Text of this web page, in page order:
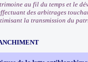
au fil du temps et le
des arbitrages
la transmission du